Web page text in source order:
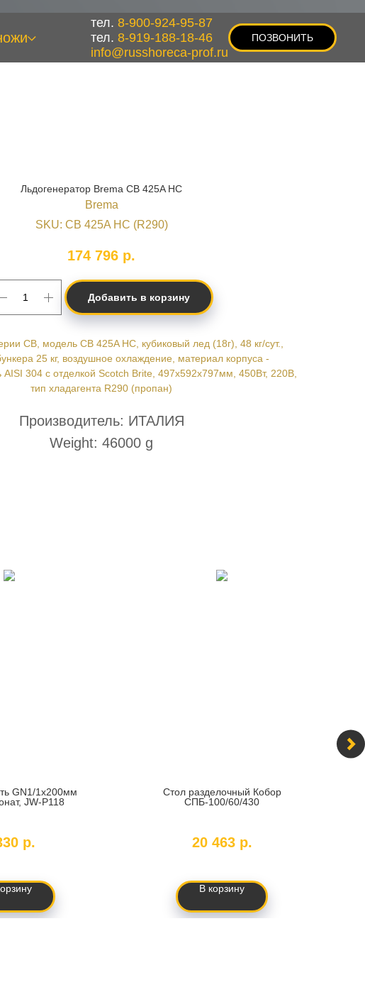
тел. 8-900-924-95-87
тел. 8-919-188-18-46
info@russhoreca-prof.ru
ПОЗВОНИТЬ
Льдогенератор Brema CB 425A HC
Brema
SKU: CB 425A HC (R290)
174 796 р.
Добавить в корзину
CB, модель CB 425A HC, кубиковый лед (18г), 48 кг/сут.,
25 кг, воздушное охлаждение, материал корпуса -
304 с отделкой Scotch Brite, 497x592x797мм, 450Вт, 220В,
тип хладагента R290 (пропан)
Производитель: ИТАЛИЯ
Weight: 46000 g
GN1/1х200мм
JW-P118
р.
Стол разделочный Кобор
СПБ-100/60/430
20 463 р.
В корзину